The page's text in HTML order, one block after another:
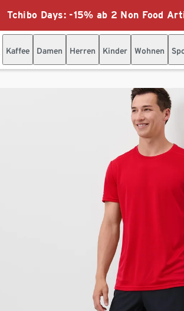
Tchibo Days: -15% ab 2 Non Food
Kaffee Damen Herren Kinder Wohnen